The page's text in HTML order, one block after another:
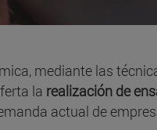
mediante las
la realización de
actual de